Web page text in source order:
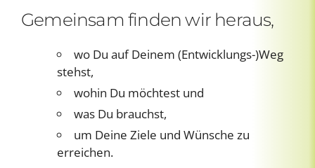
Gemeinsam finden wir heraus,
wo Du auf Deinem (Entwicklungs-)Weg
stehst,
wohin Du möchtest und
was Du brauchst,
um Deine Ziele und Wünsche zu
erreichen.